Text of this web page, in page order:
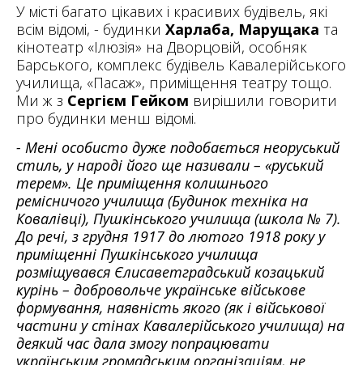
У місті багато цікавих і красивих будівель, які
всім відомі, - будинки Харлаба, Марущака та
кінотеатр «Ілюзія» на Дворцовій, особняк
Барського, комплекс будівель Кавалерійського
училища, «Пасаж», приміщення театру тощо.
Ми ж з Сергієм Гейком вирішили говорити
про будинки менш відомі.
- Мені особисто дуже подобається неоруський
стиль, у народі його ще називали – «руський
терем». Це приміщення колишнього
ремісничого училища (Будинок техніка на
Ковалівці), Пушкінського училища (школа № 7).
До речі, з грудня 1917 до лютого 1918 року у
приміщенні Пушкінського училища
розміщувався Єлисаветградський козацький
курінь – добровольче українське військове
формування, наявність якого (як і військової
частини у стінах Кавалерійського училища) на
деякий час дала змогу попрацювати
українським громадським організаціям, не